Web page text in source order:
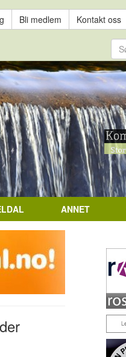
Bli medlem Kontakt oss
ANNET